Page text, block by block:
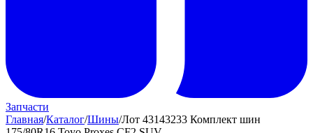
Запчасти
Главная/Каталог/Шины/Лот 43143233 Комплект шин